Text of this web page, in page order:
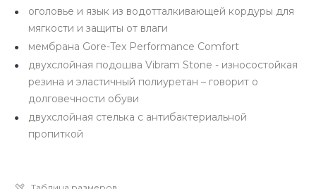
оголовье и язык из водотталкивающей кордуры для
мягкости и защиты от влаги
мембрана Gore-Tex Performance Comfort
двухслойная подошва Vibram Stone - износостойкая
резина и эластичный полиуретан – говорит о
долговечности обуви
двухслойная стелька с антибактериальной
пропиткой